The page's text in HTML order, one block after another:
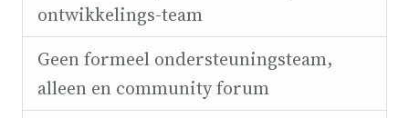
ontwikkelings-team
Geen formeel ondersteuningsteam,
alleen en community forum